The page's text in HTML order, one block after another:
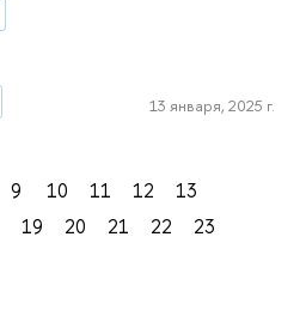
13 января, 2025 г.
9 10 11 12
13
19 20 21 22
23